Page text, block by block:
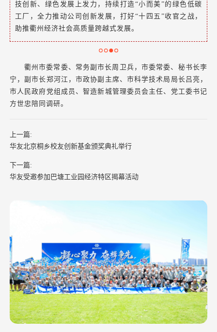
技创新、绿色发展上发力，持续打造“小而美”的绿色低碳
工厂，全力推动公司创新发展，打好“十四五”收官之战，
助推衢州经济社会高质量跨越式发展。
衢州市委常委、常务副市长周卫兵，市委常委、秘书长李
宁，副市长郑河江，市政协副主席、市科学技术局局长吕亮，
市人民政府党组成员、智造新城管理委员会主任、党工委书记
方世忠陪同调研。
上一篇:
华友北京桐乡校友创新基金颁奖典礼举行
下一篇:
华友受邀参加巴塘工业园经济特区揭幕活动